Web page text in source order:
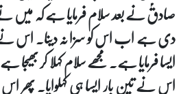
صادقؑ نے بعد سلام فرمایا ہے کہ میں
دی ہے اب اس کو سزا نہ دینا۔ اس نے
ایسا فرمایا ہے۔ مجھے سلام کہلا کر
اس نے تین بار ایسا ہی کہلوایا۔